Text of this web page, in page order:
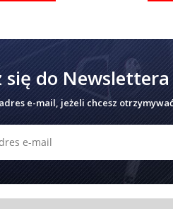
się do Newslettera
e-mail, jeżeli chcesz